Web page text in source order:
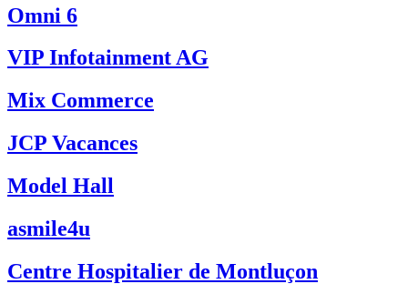
Omni 6
VIP Infotainment AG
Mix Commerce
JCP Vacances
Model Hall
asmile4u
Centre Hospitalier de Montluçon